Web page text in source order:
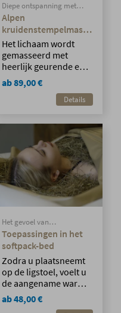
Diepe ontspanning met
warme, geurige
kruidenkompressen.
Alpen
kruidenstempelmassa
ge
Het lichaam wordt
gemasseerd met
heerlijk geurende en
warme
kruidenstempels uit
de Alpen en een
massage met
kruidenstempels
bevat salie,
heemstwortel,
heermoes,
lievevrouwebedstro,
pepermunt,
rozemarijn,
en lavendel.
ab 89,00 €
Details
Het gevoel van
gewichtloosheid verwent
lichaam, geest en huid.
Toepassingen in het
softpack-bed
Zodra u plaatsneemt
op de ligstoel, voelt u
de aangename warmte
en het dempende
effect van het water
ab 48,00 €